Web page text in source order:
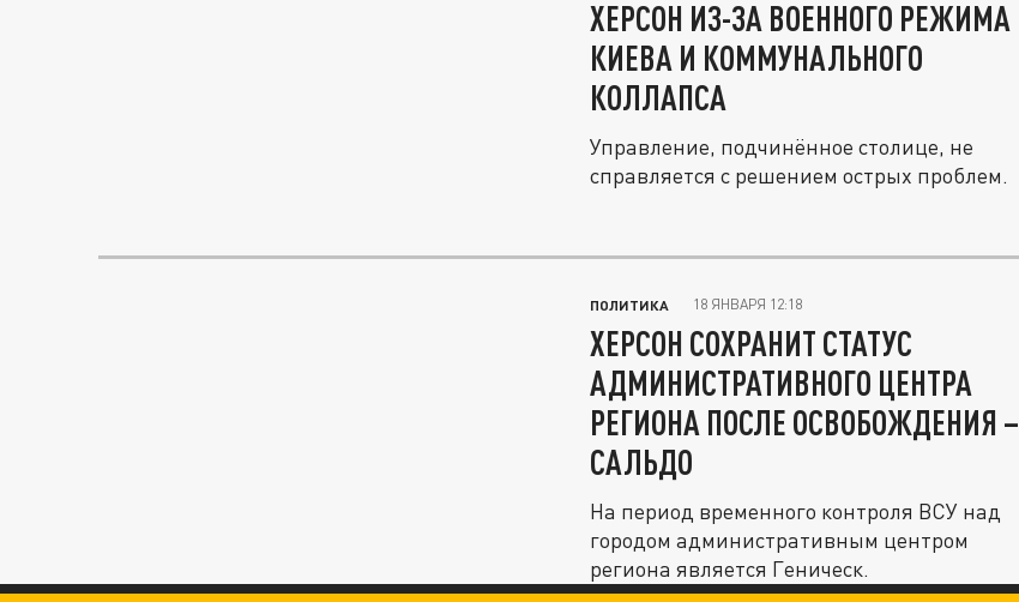
ХЕРСОН ИЗ-ЗА ВОЕННОГО РЕЖИМА
КИЕВА И КОММУНАЛЬНОГО
КОЛЛАПСА
Управление, подчинённое столице, не
справляется с решением острых проблем.
ПОЛИТИКА 18 ЯНВАРЯ 12:18
ХЕРСОН СОХРАНИТ СТАТУС
АДМИНИСТРАТИВНОГО ЦЕНТРА
РЕГИОНА ПОСЛЕ ОСВОБОЖДЕНИЯ –
САЛЬДО
На период временного контроля ВСУ над
городом административным центром
региона является Геническ.